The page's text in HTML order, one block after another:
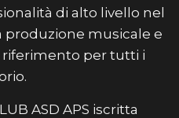
di alto livello nel
musicale e
per tutti i
ASD APS iscritta